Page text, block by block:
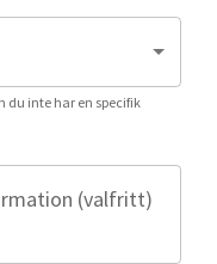
du inte har en specifik
(valfritt)